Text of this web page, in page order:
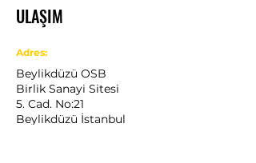
ULAŞIM
Adres:
Beylikdüzü OSB
Birlik Sanayi Sitesi
5. Cad. No:21
Beylikdüzü İstanbul